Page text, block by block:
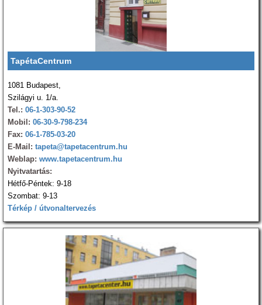
TapétaCentrum
1081 Budapest,
Szilágyi u. 1/a.
Tel.: 06-1-303-90-52
Mobil: 06-30-9-798-234
Fax: 06-1-785-03-20
E-Mail: tapeta@tapetacentrum.hu
Weblap: www.tapetacentrum.hu
Nyitvatartás:
Hétfő-Péntek: 9-18
Szombat: 9-13
Térkép / útvonaltervezés